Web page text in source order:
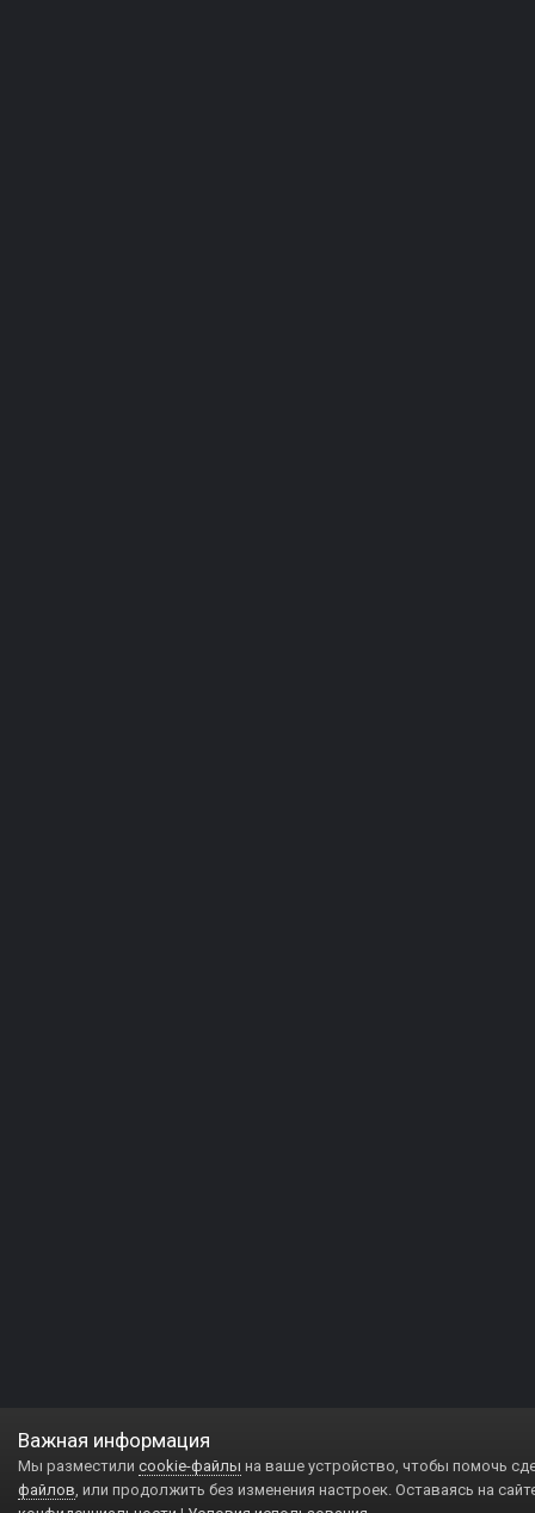
Важная информация
Мы разместили cookie-файлы на ваше устройство, чтобы помочь
файлов, или продолжить без изменения настроек. Оставаясь на